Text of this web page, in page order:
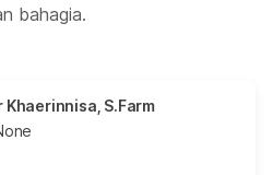
bahagia.
Khaerinnisa, S.Farm